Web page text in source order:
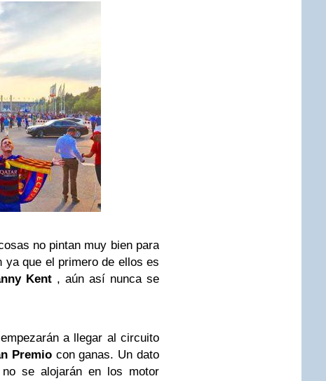
no pintan muy bien para
que el primero de ellos es
Kent, aún así nunca se
a llegar al circuito
Premiocon ganas. Un dato
se alojarán en los motor